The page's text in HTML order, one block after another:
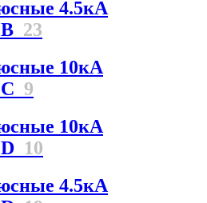
4.5кА
23
10кА
9
10кА
10
4.5кА